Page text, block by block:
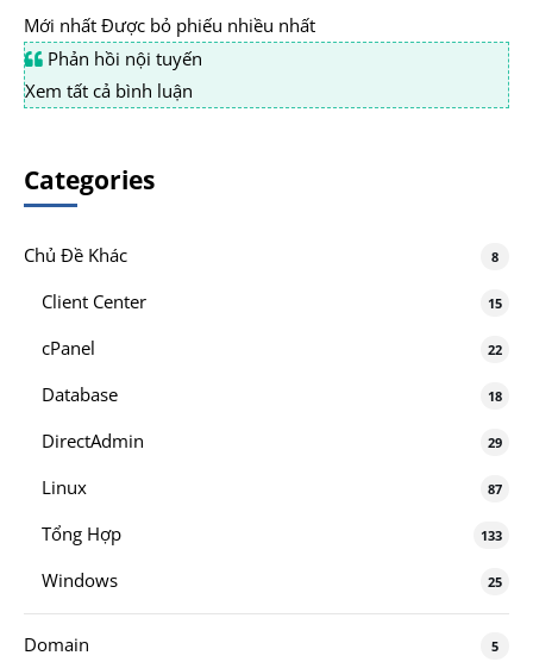
Mới nhất Được bỏ phiếu nhiều nhất
Phản hồi nội tuyến
Xem tất cả bình luận
Categories
Chủ Đề Khác 8
Client Center 15
cPanel 22
Database 18
DirectAdmin 29
Linux 87
Tổng Hợp 133
Windows 25
Domain 5